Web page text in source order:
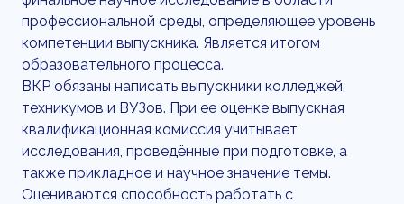
профессиональной среды, определяющее уровень
компетенции выпускника. Является итогом
образовательного процесса.
ВКР обязаны написать выпускники колледжей,
техникумов и ВУЗов. При ее оценке выпускная
квалификационная комиссия учитывает
исследования, проведённые при подготовке, а
также прикладное и научное значение темы.
Оцениваются способность работать с